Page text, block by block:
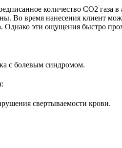
количество CO2 газа
Во время нанесения клиент
Однако эти ощущения быстро
с болевым синдромом.
свертываемости крови.